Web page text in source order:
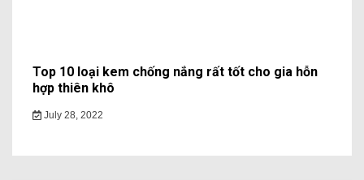
Top 10 loại kem chống nắng rất tốt cho gia hỗn
hợp thiên khô
July 28, 2022